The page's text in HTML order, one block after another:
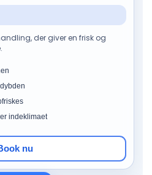
der giver en frisk og
indeklimaet
nu